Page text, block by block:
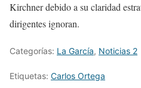
Kirchner debido a su claridad
dirigentes ignoran.
Categorías: La García, Noticias 2
Etiquetas: Carlos Ortega